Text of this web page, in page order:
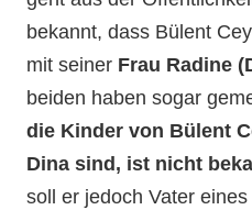
bekannt, dass Bülent
mit seiner Frau Radine
beiden haben sogar
die Kinder von Bülent
Dina sind, ist nicht
soll er jedoch Vater